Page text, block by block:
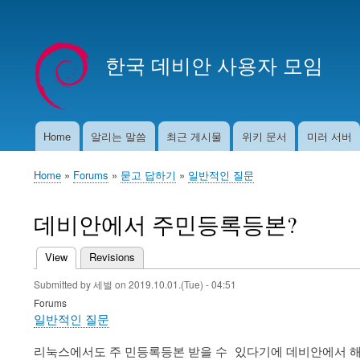
account
menu
한국 데비안 사용자 모임
MainHome 알리는 말씀 최근 게시물 위키 문서 미러 서버
Breadcrumb
Home Forums 묻고 답하기 일반적인 질문
데비안에서 주민등록등본?
Primary
tabs
View (active tab)
Revisions
Submitted by세벌 on 2019.10.01.(Tue) - 04:51
Forums
일반적인 질문
리눅스에서도 주 민등록등본 받을 수 있다기에 데비안에서